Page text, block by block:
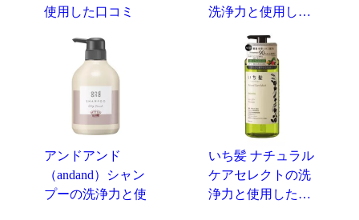
使用した口コミ
洗浄力と使用し…
アンドアンド
（andand）シャン
プーの洗浄力と使
いち髪 ナチュラル
ケアセレクトの洗
浄力と使用した…